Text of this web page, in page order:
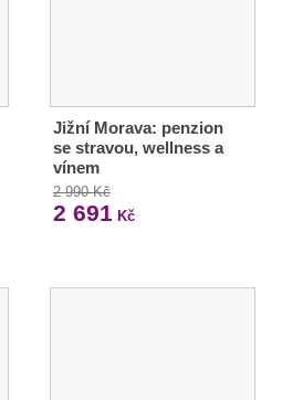
Jižní Morava: penzion
se stravou, wellness a
vínem
2 990 Kč
2 691 Kč